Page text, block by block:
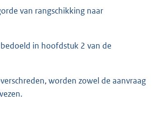
van rangschikking naar
in hoofdstuk 2 van de
worden zowel de aanvraag